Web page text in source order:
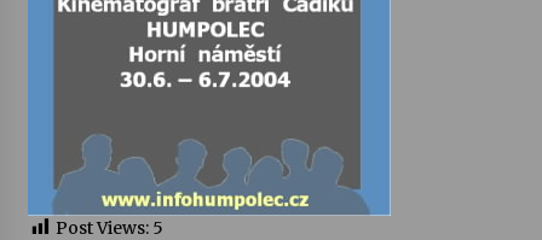
14. 7. 2026
13. 7. 2026
Varhanní recitál Michala Novenka v Klášteře
Post Views: 5